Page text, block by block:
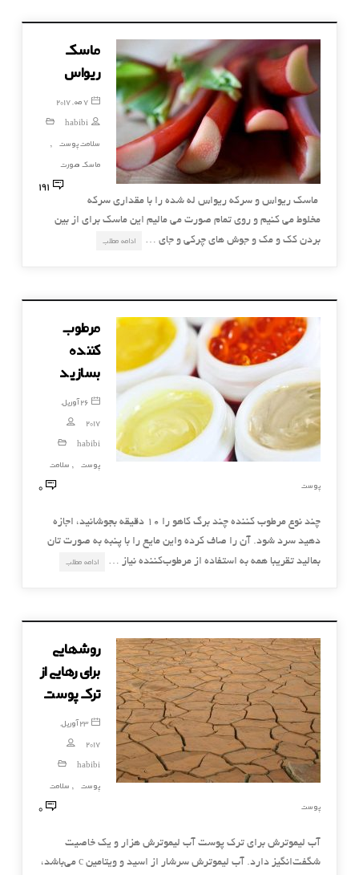
ماسک
ریواس
7 مه, 2017
habibi
سلامت پوست
,
ماسک صورت
191
ماسک ریواس و سرکه ریواس له شده را با مقداری سرکه
مخلوط می کنیم و روی تمام صورت می مالیم این ماسک برای از بین
بردن کک و مک و جوش های چرکی و جای …
ادامه مطلب
‏‎مرطوب
کننده
بسازید
26 آوریل,
2017
habibi
پوست
, سلامت
پوست
0
چند نوع مرطوب کننده ‏‎چند برگ کاهو را 10 دقیقه بجوشانید، اجازه
دهید سرد شود. آن را صاف کرده واین مایع را با پنبه به صورت تان
بمالید تقریبا همه به استفاده از مرطوب‌كننده نیاز …
ادامه مطلب
روشهایی
برای رهایی از
ترک پوست
23 آوریل,
2017
habibi
پوست
, سلامت
پوست
0
آب لیموترش برای ترک پوست آب لیموترش هزار و یک خاصیت
شگفت‌انگیز دارد. آب لیموترش سرشار از اسید و ویتامین c می‌باشد،